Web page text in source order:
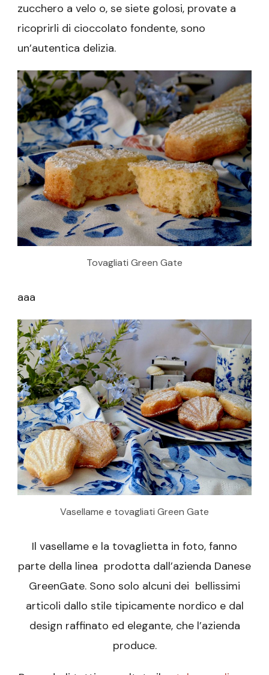
zucchero a velo o, se siete golosi, provate a
ricoprirli di cioccolato fondente, sono
un’autentica delizia.
Tovagliati Green Gate
aaa
Vasellame e tovagliati Green Gate
Il vasellame e la tovaglietta in foto, fanno
parte della linea prodotta dall’azienda Danese
GreenGate. Sono solo alcuni dei bellissimi
articoli dallo stile tipicamente nordico e dal
design raffinato ed elegante, che l’azienda
produce.